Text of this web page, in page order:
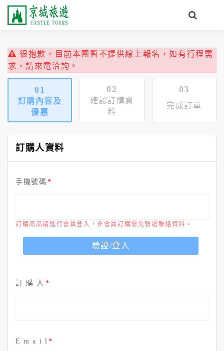
很抱歉，目前本團暫不提供線上報名，如有行程需
求，請來電洽詢。
01
訂購內容及
優惠
02
確認訂購資
料
03
完成訂單
訂購人資料
手機號碼
訂購商品請進行會員登入，非會員訂購需先驗證聯絡資料。
驗證/登入
訂 購 人
E m a i l